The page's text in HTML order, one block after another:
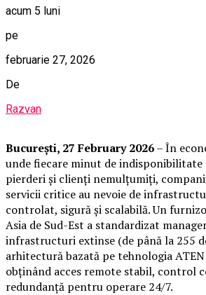
acum 5 luni
pe
februarie 27, 2026
De
Razvan
București, 27 February 2026– În
unde fiecare minut de indisponibilitate
pierderi și clienți nemulțumiți,
servicii critice au nevoie de
controlat, sigură și scalabilă. Un
Asia de Sud-Est a standardizat
infrastructuri extinse (de până la 255
arhitectură bazată pe tehnologia
obținând acces remote stabil, control
redundanță pentru operare 24/7.